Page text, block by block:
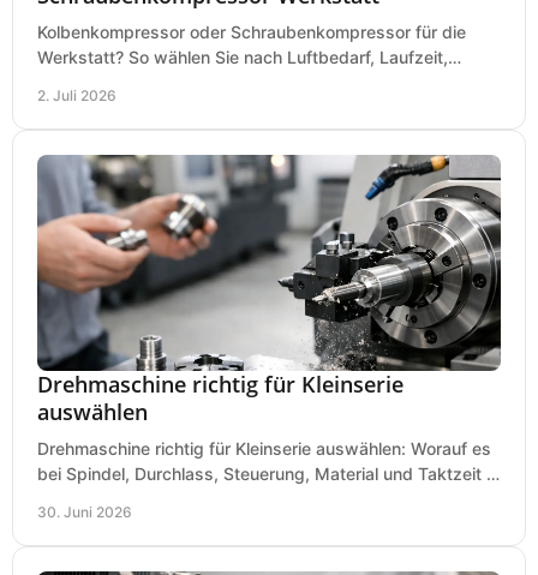
Kolbenkompressor oder Schraubenkompressor für die
Werkstatt? So wählen Sie nach Luftbedarf, Laufzeit,
2. Juli 2026
Drehmaschine richtig für Kleinserie
auswählen
Drehmaschine richtig für Kleinserie auswählen: Worauf es
bei Spindel, Durchlass, Steuerung, Material und Taktzeit in
30. Juni 2026